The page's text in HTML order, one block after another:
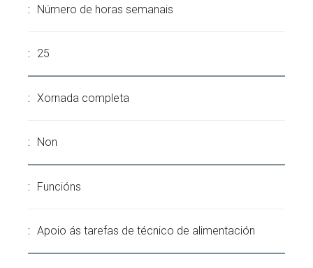
Número de horas semanais
25
Xornada completa
Non
Funcións
Apoio ás tarefas de técnico de alimentación